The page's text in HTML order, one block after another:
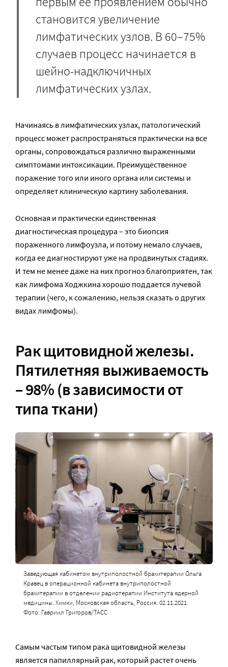
становится увеличение
лимфатических узлов. В 60–75%
случаев процесс начинается в
шейно-надключичных
лимфатических узлах.
Начинаясь в лимфатических узлах, патологический
процесс может распространяться практически на все
органы, сопровождаться различно выраженными
симптомами интоксикации. Преимущественное
поражение того или иного органа или системы и
определяет клиническую картину заболевания.
Основная и практически единственная
диагностическая процедура – это биопсия
пораженного лимфоузла, и потому немало случаев,
когда ее диагностируют уже на продвинутых стадиях.
И тем не менее даже на них прогноз благоприятен, так
как лимфома Ходжкина хорошо поддается лучевой
терапии (чего, к сожалению, нельзя сказать о других
видах лимфомы).
Рак щитовидной железы.
Пятилетняя выживаемость
– 98% (в зависимости от
типа ткани)
Заведующая кабинетом внутриполостной брахитерапии Ольга
Кравец в операционной кабинета внутриполостной
брахитерапии в отделении радиотерапии Института ядерной
медицины. Химки, Московская область, Россия. 02.11.2021.
Фото: Гавриил Григоров/ТАСС
Самым частым типом рака щитовидной железы
является папиллярный рак, который растет очень